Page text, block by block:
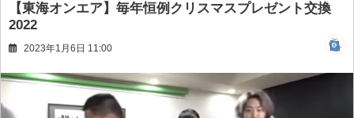
【東海オンエア】毎年恒例クリスマスプレゼント交換
2022
2023年1月6日 11:00